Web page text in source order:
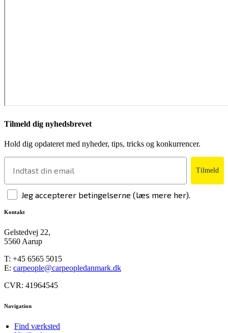
Tilmeld dig nyhedsbrevet
Hold dig opdateret med nyheder, tips, tricks og konkurrencer.
Tilmeld
Jeg accepterer betingelserne (læs mere her).
Kontakt
Gelstedvej 22,
5560 Aarup
T: +45 6565 5015
E: carpeople@carpeopledanmark.dk
CVR: 41964545
Navigation
Find værksted